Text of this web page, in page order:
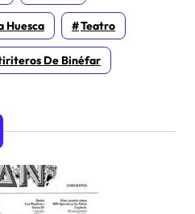
Huesca Teatro
De Binéfar